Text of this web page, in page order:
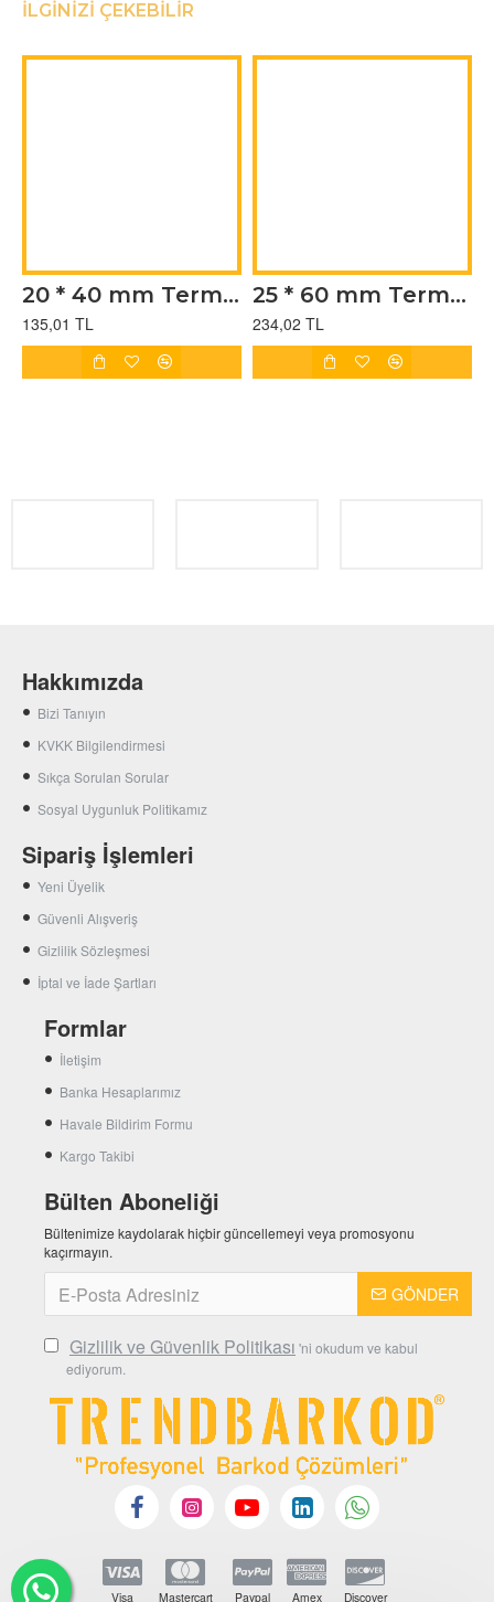
İLGINIZI ÇEKEBILIR
20 * 40 mm Termal Sürsajlı Yapışkanlı Etiket (1000)
135,01 TL
25 * 60 mm Termal Sürsajlı Yapışkanlı Etiket (1000)
234,02 TL
Hakkımızda
Bizi Tanıyın
KVKK Bilgilendirmesi
Sıkça Sorulan Sorular
Sosyal Uygunluk Politikamız
Sipariş İşlemleri
Yeni Üyelik
Güvenli Alışveriş
Gizlilik Sözleşmesi
İptal ve İade Şartları
Formlar
İletişim
Banka Hesaplarımız
Havale Bildirim Formu
Kargo Takibi
Bülten Aboneliği
Bültenimize kaydolarak hiçbir güncellemeyi veya promosyonu
kaçırmayın.
GÖNDER
Gizlilik ve Güvenlik Politikası 'ni okudum ve kabul
ediyorum.
Visa Mastercart Paypal Amex Discover